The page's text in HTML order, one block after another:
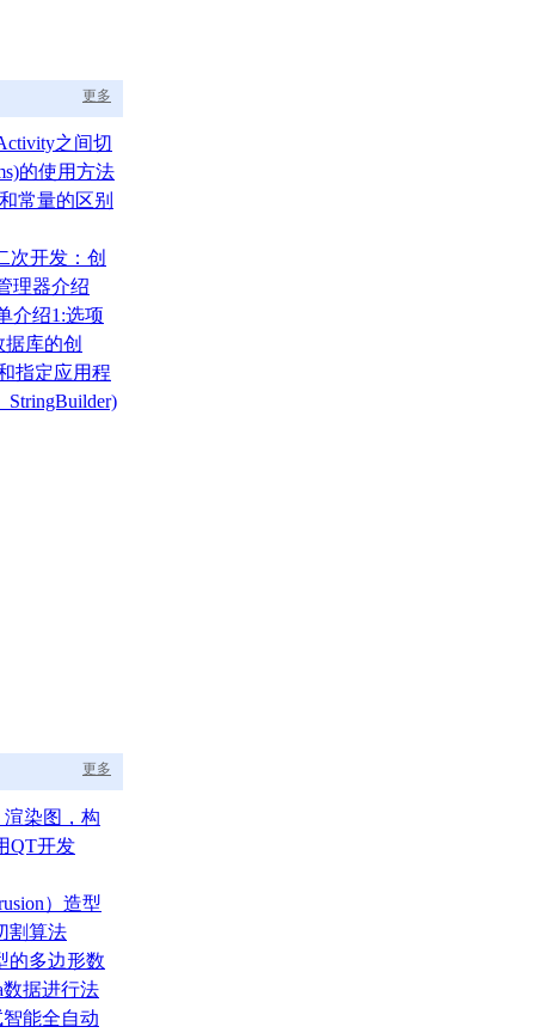
更多
之间切
的使用方法
常量的区别
次开发：创
理器介绍
介绍1:选项
据库的创
还原
指定应用程
StringBuilder)
更多
渲染图，构
调度中枢
QT开发
）造型
割算法
的多边形数
据进行法
能全自动